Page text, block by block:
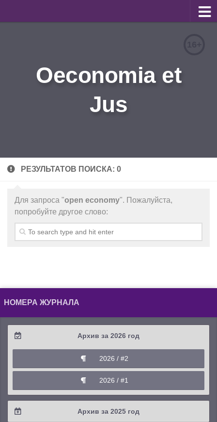
Для авторов
Архив
Oeconomia et
Jus
РЕЗУЛЬТАТОВ ПОИСКА: 0
Для запроса "open economy". Пожалуйста,
попробуйте другое слово:
НОМЕРА ЖУРНАЛА
Архив за 2026 год
2026 / #2
2026 / #1
Архив за 2025 год